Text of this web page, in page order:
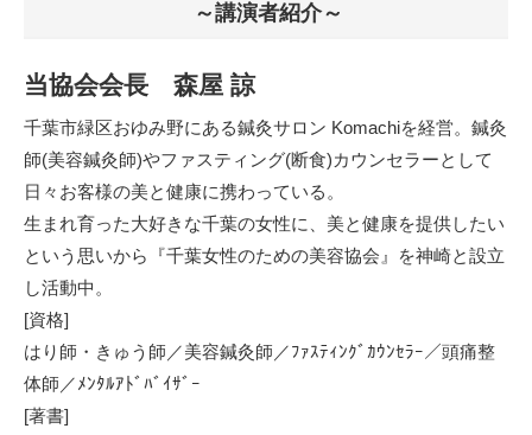
～講演者紹介～
当協会会長 森屋 諒
千葉市緑区おゆみ野にある鍼灸サロン Komachiを経営。鍼灸
師(美容鍼灸師)やファスティング(断食)カウンセラーとして
日々お客様の美と健康に携わっている。
生まれ育った大好きな千葉の女性に、美と健康を提供したい
という思いから『千葉女性のための美容協会』を神崎と設立
し活動中。
[資格]
はり師・きゅう師／美容鍼灸師／ﾌｧｽﾃｨﾝｸﾞｶｳﾝｾﾗｰ／頭痛整
体師／ﾒﾝﾀﾙｱﾄﾞﾊﾞｲｻﾞｰ
[著書]